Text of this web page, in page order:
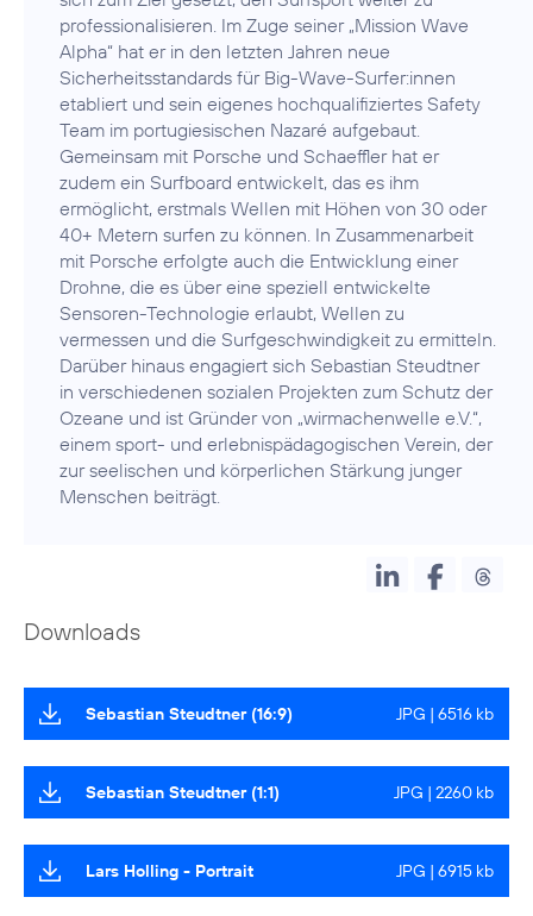
professionalisieren. Im Zuge seiner „Mission Wave
Alpha“ hat er in den letzten Jahren neue
Sicherheitsstandards für Big-Wave-Surfer:innen
etabliert und sein eigenes hochqualifiziertes Safety
Team im portugiesischen Nazaré aufgebaut.
Gemeinsam mit Porsche und Schaeffler hat er
zudem ein Surfboard entwickelt, das es ihm
ermöglicht, erstmals Wellen mit Höhen von 30 oder
40+ Metern surfen zu können. In Zusammenarbeit
mit Porsche erfolgte auch die Entwicklung einer
Drohne, die es über eine speziell entwickelte
Sensoren-Technologie erlaubt, Wellen zu
vermessen und die Surfgeschwindigkeit zu ermitteln.
Darüber hinaus engagiert sich Sebastian Steudtner
in verschiedenen sozialen Projekten zum Schutz der
Ozeane und ist Gründer von „wirmachenwelle e.V.“,
einem sport- und erlebnispädagogischen Verein, der
zur seelischen und körperlichen Stärkung junger
Menschen beiträgt.
Downloads
Sebastian Steudtner (16:9) JPG | 6516 kb
Sebastian Steudtner (1:1) JPG | 2260 kb
Lars Holling - Portrait JPG | 6915 kb